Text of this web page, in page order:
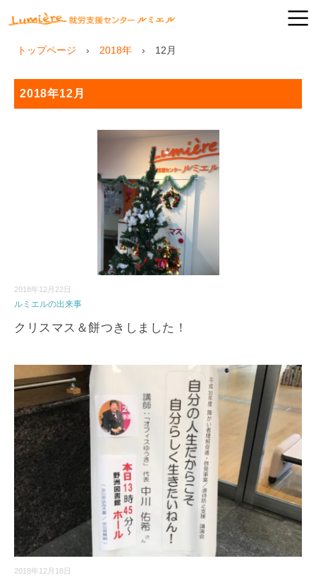
トップページ 2018年 12月
2018年12月
2018年12月22日
ルミエルの出来事
クリスマス＆餅つきしました！
2018年12月18日